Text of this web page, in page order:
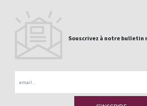
Souscrivez à notre bulletin